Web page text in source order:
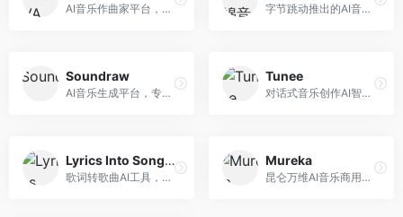
AI音乐作曲家平台，专注于古典和影视配乐创作。面向影视制作人和游戏开发者，提供原创音乐生成、配乐定制等服务，音乐风格专业，适合影视游戏配乐。 字节跳动推出的AI音乐创作平台，支持多风格音乐生成。面向内容创作者和音乐爱好者，提供歌词创作、旋律生成、编曲制作等服务，创作效率高，适合短视频配乐。
Soundraw
AI音乐生成平台，专注于免版税音乐创作。面向视频创作者和内容制作者，提供背景音乐生成、音乐定制等服务，音乐版权清晰，适合视频配乐场景。
Tunee
对话式音乐创作AI智能体，支持自然语言交互创作。面向音乐爱好者，通过对话方式完成音乐创作，交互体验友好，创作过程直观。
Lyrics Into Song AI
歌词转歌曲AI工具，支持将歌词转化为完整歌曲。面向歌词创作者和音乐爱好者，提供歌词谱曲、编曲制作等服务，歌词音乐化效率高。
Mureka
昆仑万维AI音乐商用创作平台，专注于商业音乐授权。面向企业和商业用户，提供版权音乐生成、商用授权等服务，音乐版权清晰，商业应用安全。